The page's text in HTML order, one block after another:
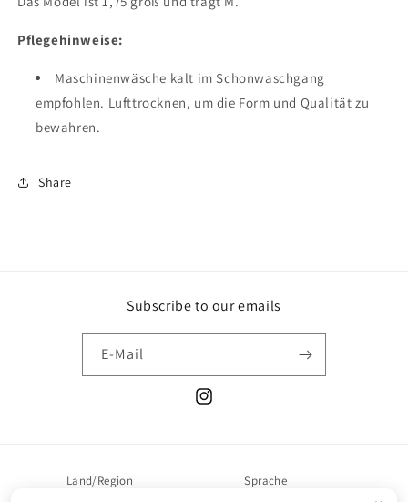
Pflegehinweise:
Maschinenwäsche kalt im Schonwaschgang
empfohlen. Lufttrocknen, um die Form und Qualität zu
bewahren.
Share
Subscribe to our emails
E-Mail
Instagram
Land/Region
Sprache